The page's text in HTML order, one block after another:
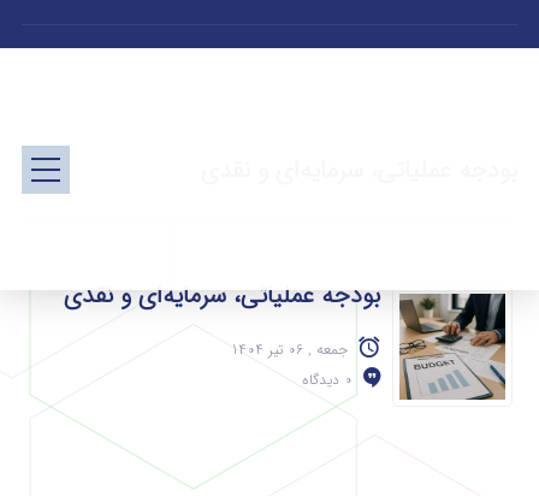
بودجه عملیاتی، سرمایه‌ای و نقدی
جمعه , 06 تیر 1404
0 دیدگاه